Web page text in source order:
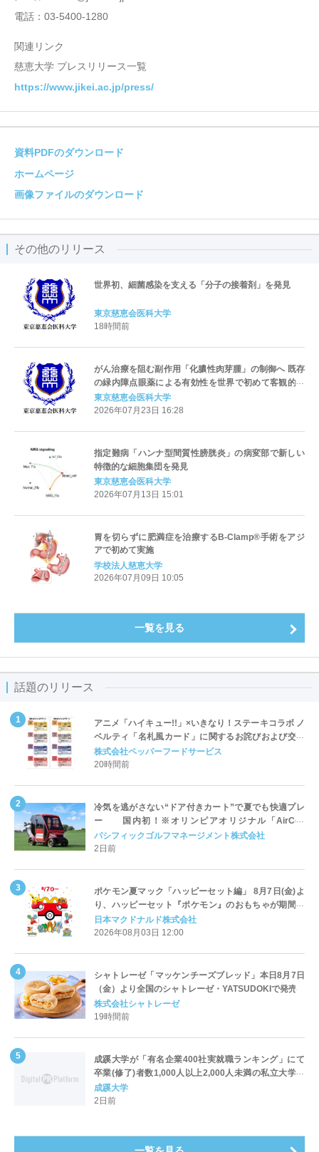
電話：03-5400-1280
関連リンク
慈恵大学 プレスリリース一覧
https://www.jikei.ac.jp/press/
資料PDFのダウンロード
ホームページ
画像ファイルのダウンロード
その他のリリース
世界初、細菌感染を支える「分子の接着剤」を発見
東京慈恵会医科大学
18時間前
がん治療を阻む副作用「化膿性肉芽腫」の制御へ 既存
の緑内障点眼薬による有効性を世界で初めて客観的に
立証
東京慈恵会医科大学
2026年07月23日 16:28
指定難病「ハンナ型間質性膀胱炎」の病変部で新しい
特徴的な細胞集団を発見
東京慈恵会医科大学
2026年07月13日 15:01
胃を切らずに肥満症を治療するB-Clamp®手術をアジ
アで初めて実施
学校法人慈恵大学
2026年07月09日 10:05
一覧を見る
話題のリリース
アニメ「ハイキュー!!」×いきなり！ステーキコラボ ノ
ベルティ「名札風カード」に関するお詫びおよび交換
対応についてのご案内
株式会社ペッパーフードサービス
20時間前
冷気を逃がさない“ドア付きカート”で夏でも快適プレ
ー 国内初！※オリンピアオリジナル「AirCon
Cart（エアコンカート）」導入 | ＰＧＭ
パシフィックゴルフマネージメント株式会社
2日前
ポケモン夏マック「ハッピーセット編」 8月7日(金)よ
り、ハッピーセット『ポケモン』のおもちゃが期間限
定登場
日本マクドナルド株式会社
2026年08月03日 12:00
シャトレーゼ「マッケンチーズブレッド」本日8月7日
（金）より全国のシャトレーゼ・YATSUDOKIで発売
株式会社シャトレーゼ
19時間前
成蹊大学が「有名企業400社実就職ランキング」にて
卒業(修了)者数1,000人以上2,000人未満の私立大学で
全国第1位を獲得！～実就職率は26.5%（前年比＋
4.3pt）に伸長、東京の私立大学でも10位にランクイン
成蹊大学
2日前